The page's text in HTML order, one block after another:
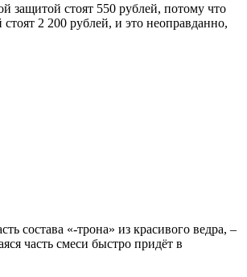
защитой стоят 550 рублей, потому что
2 200 рублей, и это неоправданно,
состава «-трона» из красивого ведра, –
часть смеси быстро придёт в